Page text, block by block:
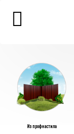
Из профнастила